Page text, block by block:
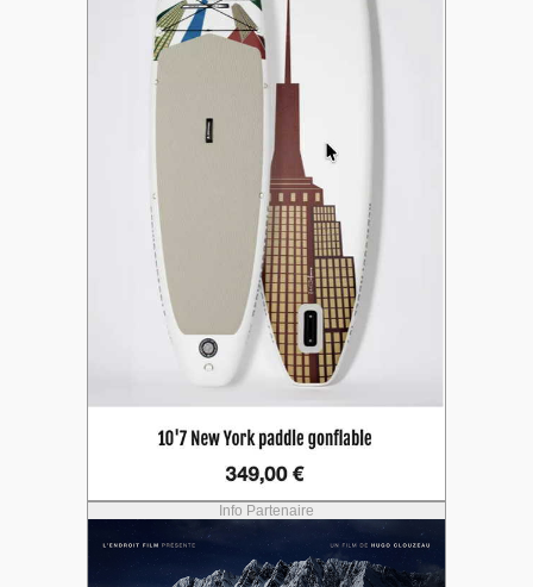
Info Partenaire